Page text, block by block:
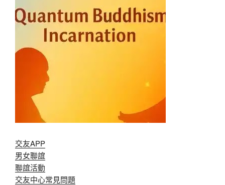
交友APP
男女聯誼
聯誼活動
交友中心常見問題